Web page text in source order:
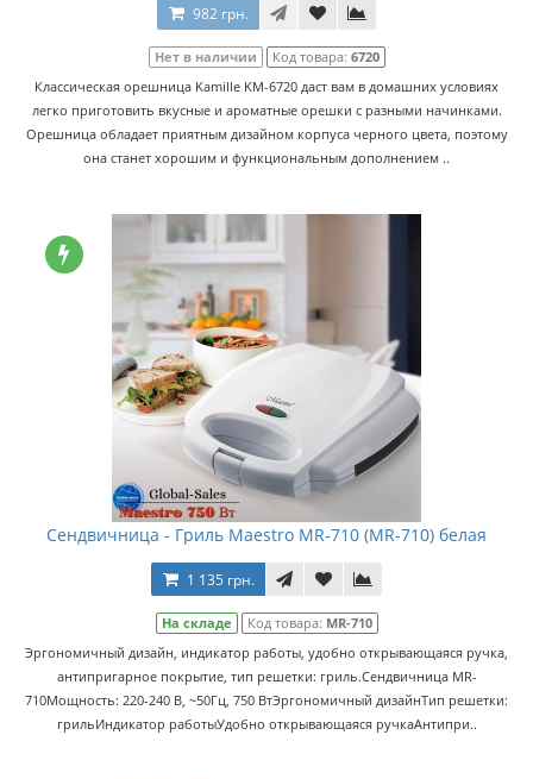
982 грн.
Нет в наличии Код товара: 6720
Классическая орешница Kamille KM-6720 даст вам в домашних условиях
легко приготовить вкусные и ароматные орешки с разными начинками.
Орешница обладает приятным дизайном корпуса черного цвета, поэтому
она станет хорошим и функциональным дополнением ..
Сендвичница - Гриль Maestro MR-710 (MR-710) белая
1 135 грн.
На складе Код товара: MR-710
Эргономичный дизайн, индикатор работы, удобно открывающаяся ручка,
антипригарное покрытие, тип решетки: гриль.Сендвичница MR-
710Мощность: 220-240 В, ~50Гц, 750 ВтЭргономичный дизайнТип решетки:
грильИндикатор работыУдобно открывающаяся ручкаАнтипри..